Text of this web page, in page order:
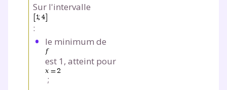
Sur l'intervalle
:
le minimum de
est 1, atteint pour
;